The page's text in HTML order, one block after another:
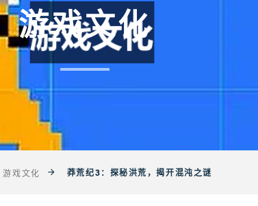
游戏文化
游戏文化 莽荒纪3：探秘洪荒，揭开混沌之谜